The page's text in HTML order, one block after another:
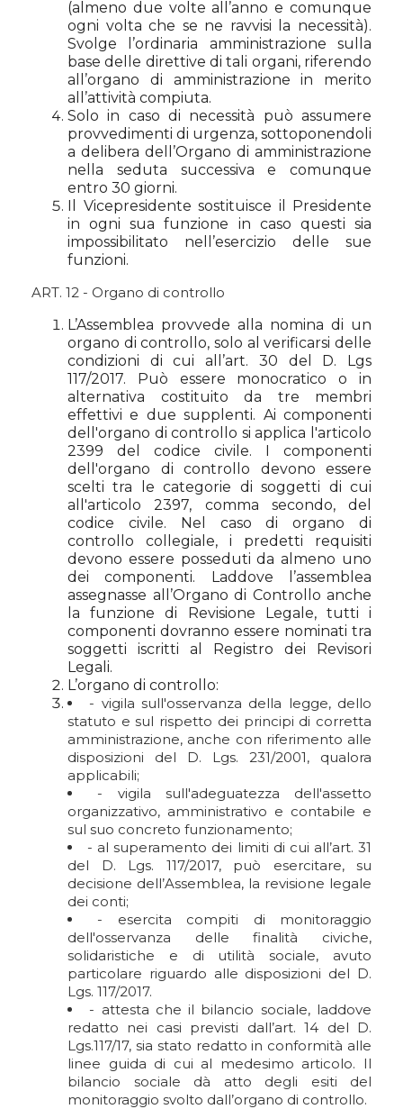
(almeno due volte all’anno e comunque
ogni volta che se ne ravvisi la necessità).
Svolge l’ordinaria amministrazione sulla
base delle direttive di tali organi, riferendo
all’organo di amministrazione in merito
all’attività compiuta.
Solo in caso di necessità può assumere
provvedimenti di urgenza, sottoponendoli
a delibera dell’Organo di amministrazione
nella seduta successiva e comunque
entro 30 giorni.
Il Vicepresidente sostituisce il Presidente
in ogni sua funzione in caso questi sia
impossibilitato nell’esercizio delle sue
funzioni.
ART. 12 - Organo di controllo
L’Assemblea provvede alla nomina di un
organo di controllo, solo al verificarsi delle
condizioni di cui all’art. 30 del D. Lgs
117/2017. Può essere monocratico o in
alternativa costituito da tre membri
effettivi e due supplenti. Ai componenti
dell'organo di controllo si applica l'articolo
2399 del codice civile. I componenti
dell'organo di controllo devono essere
scelti tra le categorie di soggetti di cui
all'articolo 2397, comma secondo, del
codice civile. Nel caso di organo di
controllo collegiale, i predetti requisiti
devono essere posseduti da almeno uno
dei componenti. Laddove l’assemblea
assegnasse all’Organo di Controllo anche
la funzione di Revisione Legale, tutti i
componenti dovranno essere nominati tra
soggetti iscritti al Registro dei Revisori
Legali.
L’organo di controllo:
- vigila sull'osservanza della legge, dello
statuto e sul rispetto dei principi di corretta
amministrazione, anche con riferimento alle
disposizioni del D. Lgs. 231/2001, qualora
applicabili;
- vigila sull'adeguatezza dell'assetto
organizzativo, amministrativo e contabile e
sul suo concreto funzionamento;
- al superamento dei limiti di cui all’art. 31
del D. Lgs. 117/2017, può esercitare, su
decisione dell’Assemblea, la revisione legale
dei conti;
- esercita compiti di monitoraggio
dell'osservanza delle finalità civiche,
solidaristiche e di utilità sociale, avuto
particolare riguardo alle disposizioni del D.
Lgs. 117/2017.
- attesta che il bilancio sociale, laddove
redatto nei casi previsti dall’art. 14 del D.
Lgs.117/17, sia stato redatto in conformità alle
linee guida di cui al medesimo articolo. Il
bilancio sociale dà atto degli esiti del
monitoraggio svolto dall’organo di controllo.